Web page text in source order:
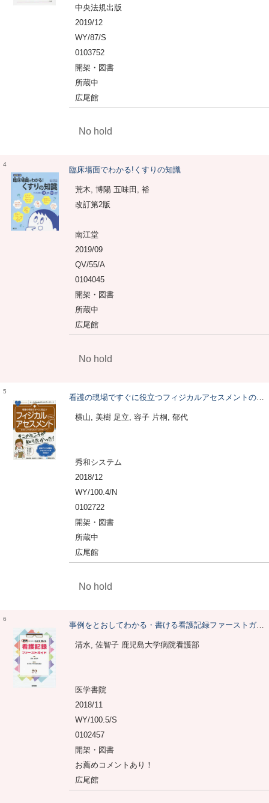
中央法規出版
2019/12
WY/87/S
0103752
開架・図書
所蔵中
広尾館
No hold
4
臨床場面でわかる!くすりの知識
荒木, 博陽 五味田, 裕
改訂第2版
南江堂
2019/09
QV/55/A
0104045
開架・図書
所蔵中
広尾館
No hold
5
看護の現場ですぐに役立つフィジカルアセスメントのキホン
横山, 美樹 足立, 容子 片桐, 郁代
秀和システム
2018/12
WY/100.4/N
0102722
開架・図書
所蔵中
広尾館
No hold
6
事例をとおしてわかる・書ける看護記録ファーストガイド
清水, 佐智子 鹿児島大学病院看護部
医学書院
2018/11
WY/100.5/S
0102457
開架・図書
お薦めコメントあり！
広尾館